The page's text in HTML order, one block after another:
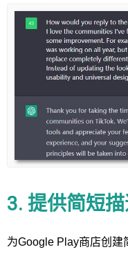
3. 提供简短
为Google Play商店创建